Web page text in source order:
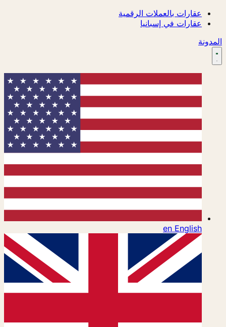
عقارات بالعملات الرقمية
عقارات في إسبانيا
المدونة
en English